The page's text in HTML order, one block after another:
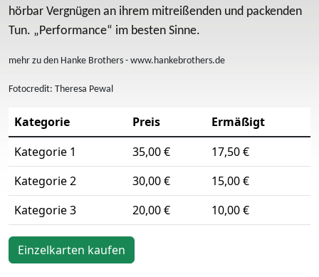
hörbar Vergnügen an ihrem mitreißenden und packenden
Tun. „Performance“ im besten Sinne.
mehr zu den Hanke Brothers - www.hankebrothers.de
Fotocredit: Theresa Pewal
Kategorie Preis
Ermäßigt
Kategorie 1
35,00 €
17,50 €
Kategorie 2
30,00 €
15,00 €
Kategorie 3
20,00 € 10,00 €
Einzelkarten kaufen